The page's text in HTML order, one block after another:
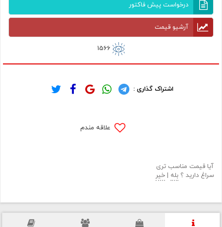
درخواست پیش فاکتور
آرشیو قیمت
1566
اشتراک گذاری :
علاقه مندم
آیا قیمت مناسب تری
سراغ دارید ؟ بله | خیر